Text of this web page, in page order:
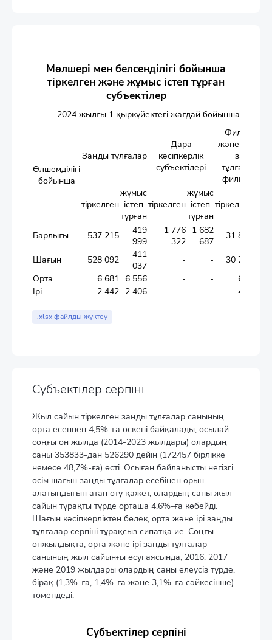
Мөлшері мен белсенділігі бойынша
тіркелген және жұмыс істеп тұрған
субъектілер
2024 жылғы 1 қыркүйектегі жағдай бойынша
Өлшемділігі
бойынша
Заңды тұлғалар
Дара
кәсіпкерлік
субъектілері
Филиалдар
және
заңды
тіркелген
жұмыс
істеп
тұрған
тіркелген
жұмыс
істеп
тұрған
тіркелген
Барлығы
537 215
419
999
1 776
322
1 682
687
31 887
Шағын 528 092
411
037
- - 30 789
Орта
6 681 6 556 - - 614
Ірі
2 442 2 406 - - 484
.xlsx файлды жүктеу
Субъектілер серпіні
Жыл сайын тіркелген заңды тұлғалар санының
орта есеппен 4,5%-ға өскені байқалады, осылай
соңғы он жылда (2014-2023 жылдары) олардың
саны 353833-дан 526290 дейін (172457 бірлікке
немесе 48,7%-ға) өсті. Осыған байланысты негізгі
өсім шағын заңды тұлғалар есебінен орын
алатындығын атап өту қажет, олардың саны жыл
сайын тұрақты түрде орташа 4,6%-ға көбейді.
Шағын кәсіпкерліктен бөлек, орта және ірі заңды
тұлғалар серпіні тұрақсыз сипатқа ие. Соңғы
онжылдықта, орта және ірі заңды тұлғалар
санының жыл сайынғы өсуі аясында, 2016, 2017
және 2019 жылдары олардың саны елеусіз түрде,
бірақ (1,3%-ға, 1,4%-ға және 3,1%-ға сәйкесінше)
төмендеді.
Субъектілер серпіні